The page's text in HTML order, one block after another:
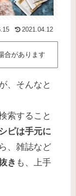
2021.04.12
合があります
、そんなと
索すること
ピは手元に
、雑誌など
き も、上手